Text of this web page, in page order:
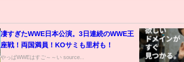
凄すぎたWWE日本公演。3日連続のWWE王
座戦！両国満員！KOサミも里村も！
やっぱWWEはすご～～い source...